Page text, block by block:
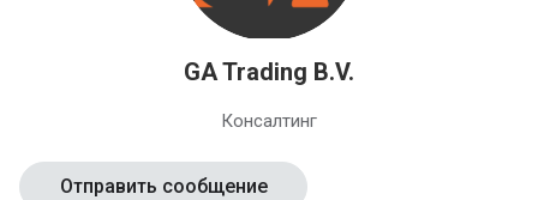
GA Trading B.V.
Консалтинг
Отправить сообщение